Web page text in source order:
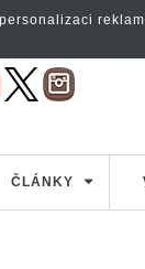
ČLÁNKY